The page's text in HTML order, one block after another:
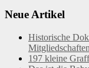
Neue Artikel
Historische
Mitgliedschaften
197 kleine